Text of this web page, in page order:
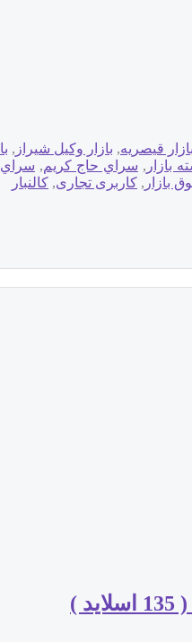
بازار قیصریه, بازار وکیل شیراز ,
بازار , سراي حاج كريم,
بازار , کاربری تجاری, کالنبار
)